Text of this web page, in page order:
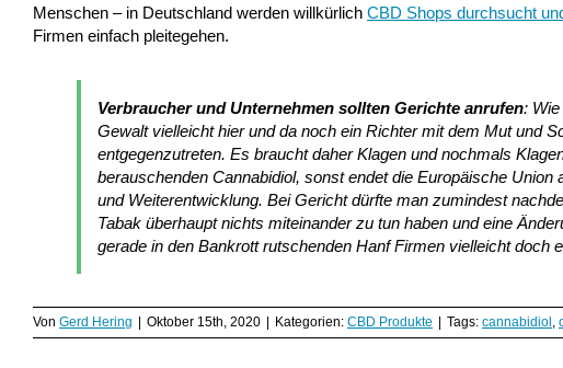
Menschen – in Deutschland werden willkürlich CBD Shops durchsucht
Firmen einfach pleitegehen.
Verbraucher und Unternehmen sollten Gerichte anrufen:
Gewalt vielleicht hier und da noch ein Richter mit dem Mut und
entgegenzutreten. Es braucht daher Klagen und nochmals
berauschenden Cannabidiol, sonst endet die Europäische
und Weiterentwicklung. Bei Gericht dürfte man zumindest
Tabak überhaupt nichts miteinander zu tun haben und eine
gerade in den Bankrott rutschenden Hanf Firmen vielleicht doch
Von Gerd Hering | Oktober 15th, 2020 | Kategorien: CBD Produkte | Tags: cannabidiol,